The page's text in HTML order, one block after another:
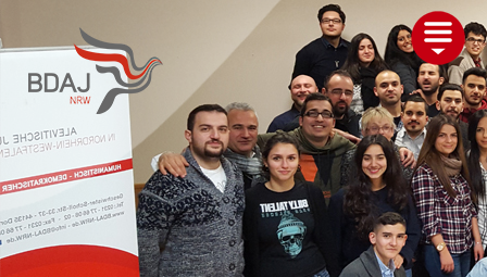
AKTUELLES
ÜBER UNS
TERMINE
GLIEDERUNGEN
PROJEKTE